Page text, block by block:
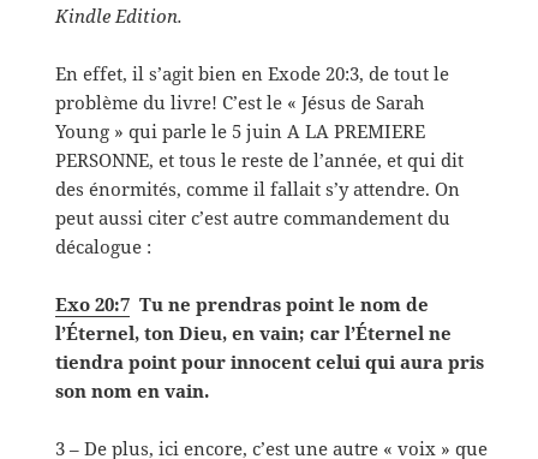
Kindle Edition.
En effet, il s’agit bien en Exode 20:3, de tout le
problème du livre! C’est le « Jésus de Sarah
Young » qui parle le 5 juin A LA PREMIERE
PERSONNE, et tous le reste de l’année, et qui dit
des énormités, comme il fallait s’y attendre. On
peut aussi citer c’est autre commandement du
décalogue :
Exo 20:7 Tu ne prendras point le nom de
l’Éternel, ton Dieu, en vain; car l’Éternel ne
tiendra point pour innocent celui qui aura pris
son nom en vain.
3 – De plus, ici encore, c’est une autre « voix » que